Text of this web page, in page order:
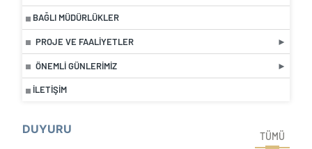
BAĞLI MÜDÜRLÜKLER
PROJE VE FAALIYETLER
ÖNEMLI GÜNLERIMIZ
İLETIŞIM
DUYURU
TÜMÜ